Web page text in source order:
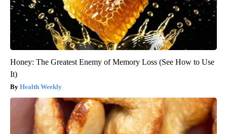
Honey: The Greatest Enemy of Memory Loss (See How to Use
It)
Health Weekly